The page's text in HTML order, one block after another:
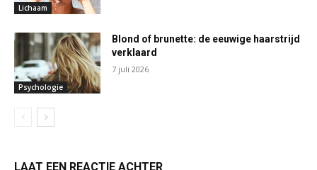
Lichaam
Psychologie
Blond of brunette: de eeuwige haarstrijd
verklaard
7 juli 2026
LAAT EEN REACTIE ACHTER